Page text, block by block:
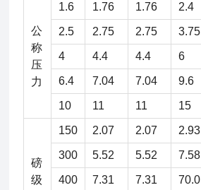
公
称
压
力
1.6 1.76 1.76 2.4
2.5 2.75 2.75 3.75
4 4.4 4.4 6
6.4 7.04 7.04 9.6
10 11 11 15
磅
级
150 2.07 2.07 2.93
300 5.52 5.52 7.58
400 7.31 7.31 70.0